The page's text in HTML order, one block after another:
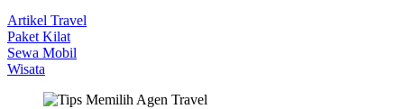
Artikel Travel
Paket Kilat
Sewa Mobil
Wisata